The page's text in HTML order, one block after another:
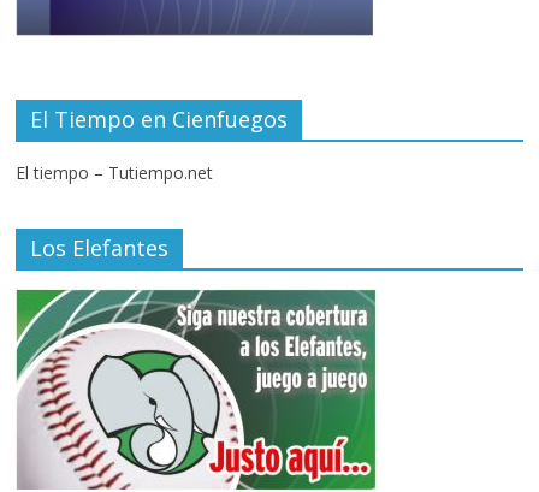
El Tiempo en Cienfuegos
El tiempo – Tutiempo.net
Los Elefantes